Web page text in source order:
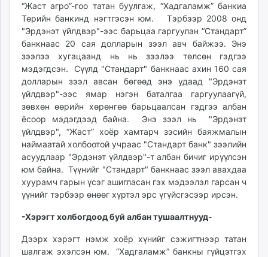
“Жаст агро”-гоо татан буулгаж, “Хадгаламж” банкиа
Төрийн банкинд нэгтгэсэн юм. Тэрбээр 2008 онд
"Эрдэнэт үйлдвэр"-ээс барьцаа гаргуулан “Стандарт”
банкнаас 20 сая долларын зээл авч байжээ. Энэ
зээлээ хугацаанд нь нь зээлээ төлсөн гэдгээ
мэдэгдсэн. Сүүлд "Стандарт" банкнаас ахин 160 сая
долларын зээл авсан бөгөөд энэ удаад "Эрдэнэт
үйлдвэр"-ээс ямар нэгэн баталгаа гаргуулаагүй,
зөвхөн өөрийн хөрөнгөө барьцаалсан гэдгээ албан
ёсоор мэдэгдээд байна. Энэ зээл нь "Эрдэнэт
үйлдвэр", “Жаст” хоёр хамтарч зэсийн баяжмалын
наймаатай холбоотой учраас "Стандарт банк" зээлийн
асуудлаар "Эрдэнэт үйлдвэр"-т албан бичиг ирүүлсэн
юм байна. Түүнийг "Стандарт" банкнаас зээл авахдаа
хуурамч гарын үсэг ашигласан гэх мэдээлэл гарсан ч
үүнийг тэрбээр өнөөг хүртэл эрс үгүйсгэсээр ирсэн.
-Хэрэгт холбогдоод буй албан тушаалтнууд-
Дээрх хэрэгт нэмж хоёр хүнийг сэжигтнээр татан
шалгаж эхэлсэн юм. “Хадгаламж” банкны гүйцэтгэх